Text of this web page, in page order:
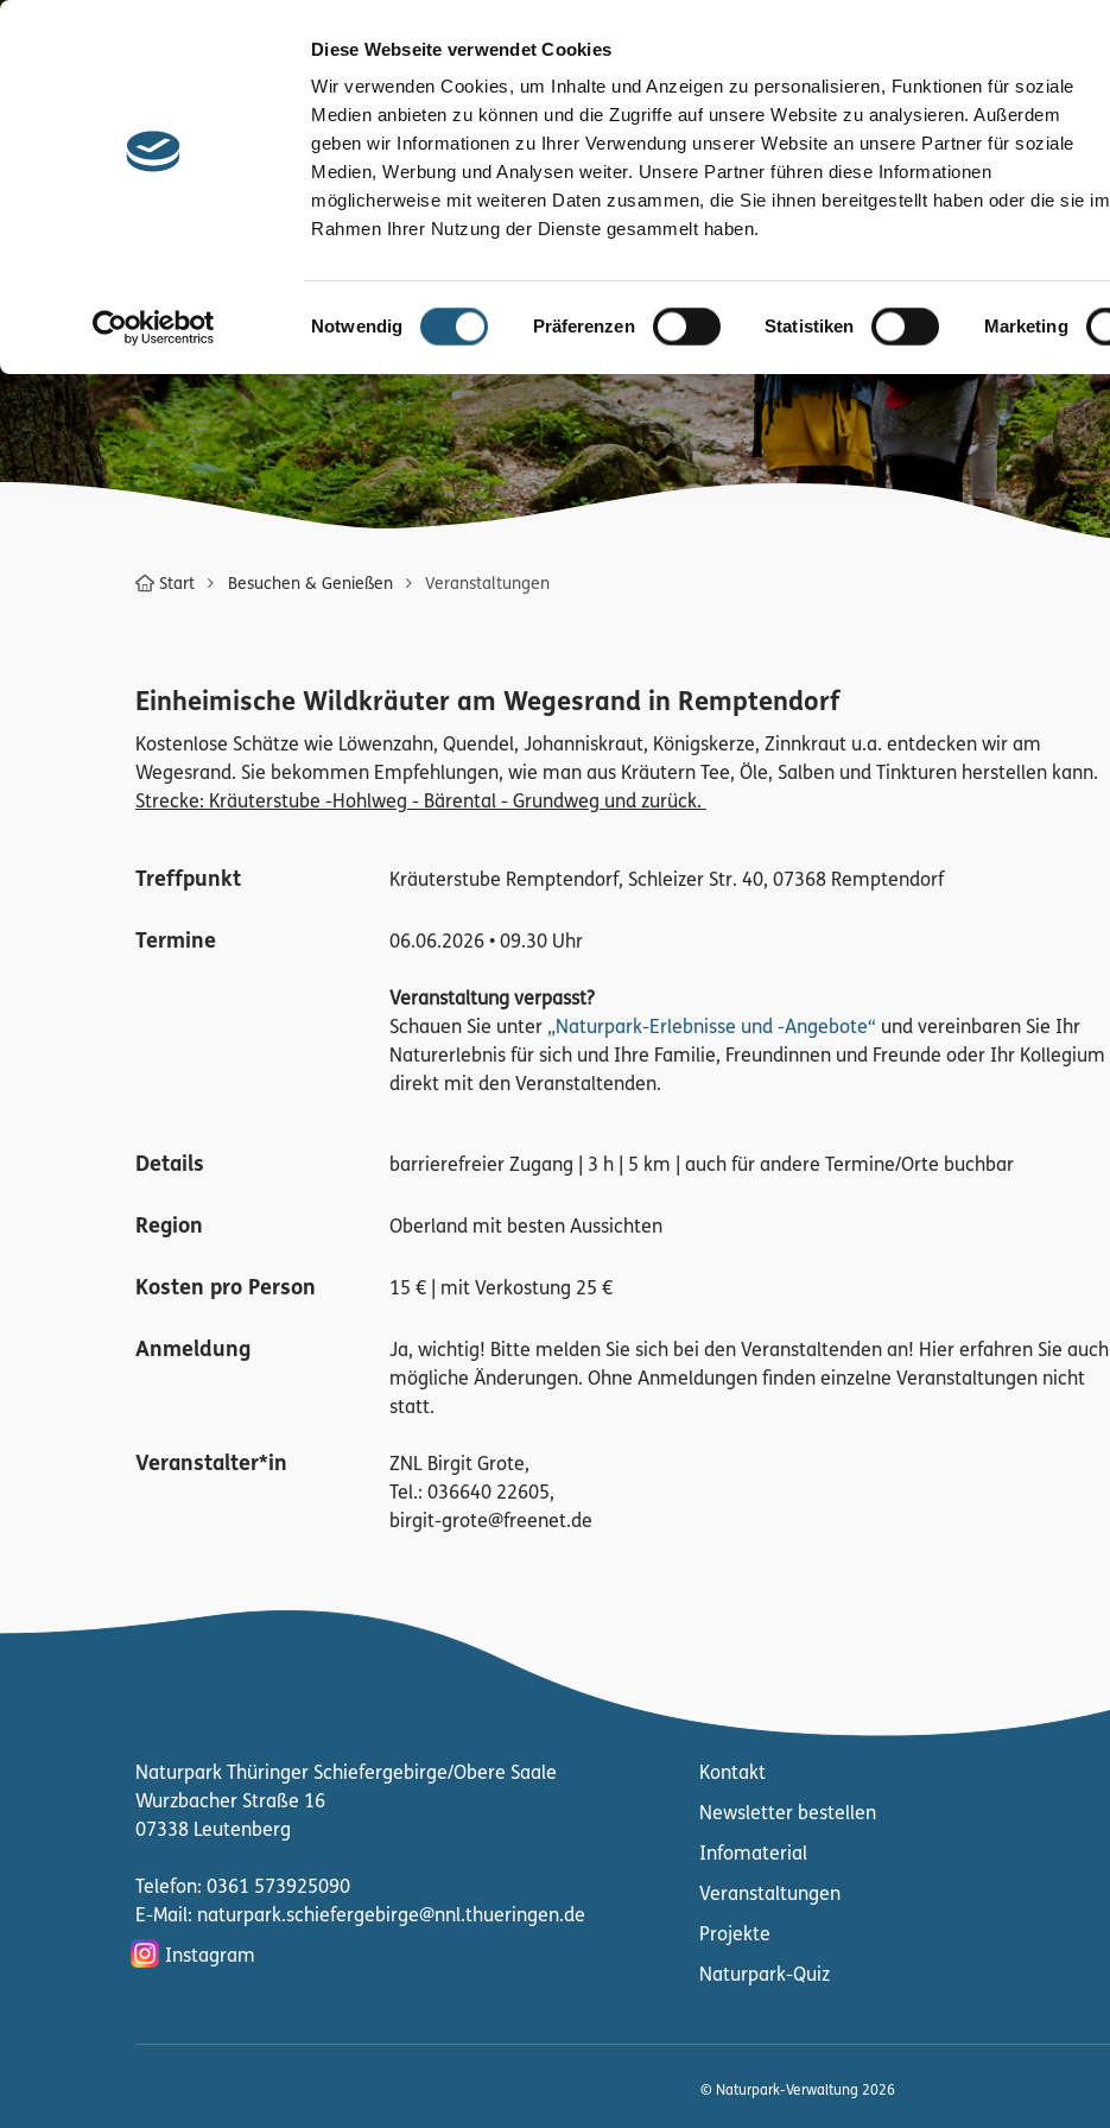
Diese Webseite verwendet Cookies
Wir verwenden Cookies, um Inhalte und Anzeigen zu personalisieren, Funktionen für soziale
Medien anbieten zu können und die Zugriffe auf unsere Website zu analysieren. Außerdem
geben wir Informationen zu Ihrer Verwendung unserer Website an unsere Partner für soziale
Medien, Werbung und Analysen weiter. Unsere Partner führen diese Informationen
möglicherweise mit weiteren Daten zusammen, die Sie ihnen bereitgestellt haben oder die sie im
Rahmen Ihrer Nutzung der Dienste gesammelt haben.
Einwilligungsauswahl
Notwendig Präferenzen Statistiken Marketing
Besuchen &
Schützen &
Entwickeln
Lernen &
Mitgestalten
Veranstaltungen
Start Besuchen & Genießen Veranstaltungen
Einheimische Wildkräuter am Wegesrand in Remptendorf
Kostenlose Schätze wie Löwenzahn, Quendel, Johanniskraut, Königskerze, Zinnkraut u.a. entdecken wir am
Wegesrand. Sie bekommen Empfehlungen, wie man aus Kräutern Tee, Öle, Salben und Tinkturen herstellen kann.
Strecke: Kräuterstube -Hohlweg - Bärental - Grundweg und zurück.
Treffpunkt Kräuterstube Remptendorf, Schleizer Str. 40, 07368 Remptendorf
Termine 06.06.2026 • 09.30 Uhr
Veranstaltung verpasst?
Schauen Sie unter „Naturpark-Erlebnisse und -Angebote“ und vereinbaren Sie Ihr
Naturerlebnis für sich und Ihre Familie, Freundinnen und Freunde oder Ihr Kollegium
direkt mit den Veranstaltenden.
Details barrierefreier Zugang | 3 h | 5 km | auch für andere Termine/Orte buchbar
Region Oberland mit besten Aussichten
Kosten pro Person 15 € | mit Verkostung 25 €
Anmeldung
Ja, wichtig! Bitte melden Sie sich bei den Veranstaltenden an! Hier erfahren Sie auch
mögliche Änderungen. Ohne Anmeldungen finden einzelne Veranstaltungen nicht
statt.
Veranstalter*in
ZNL Birgit Grote,
Tel.: 036640 22605,
birgit-grote@freenet.de
Naturpark Thüringer Schiefergebirge/Obere Saale
Wurzbacher Straße 16
07338 Leutenberg
Telefon: 0361 573925090
E-Mail: naturpark.schiefergebirge@nnl.thueringen.de
Instagram
Kontakt
Newsletter bestellen
Infomaterial
Veranstaltungen
Projekte
Naturpark-Quiz
© Naturpark-Verwaltung 2026